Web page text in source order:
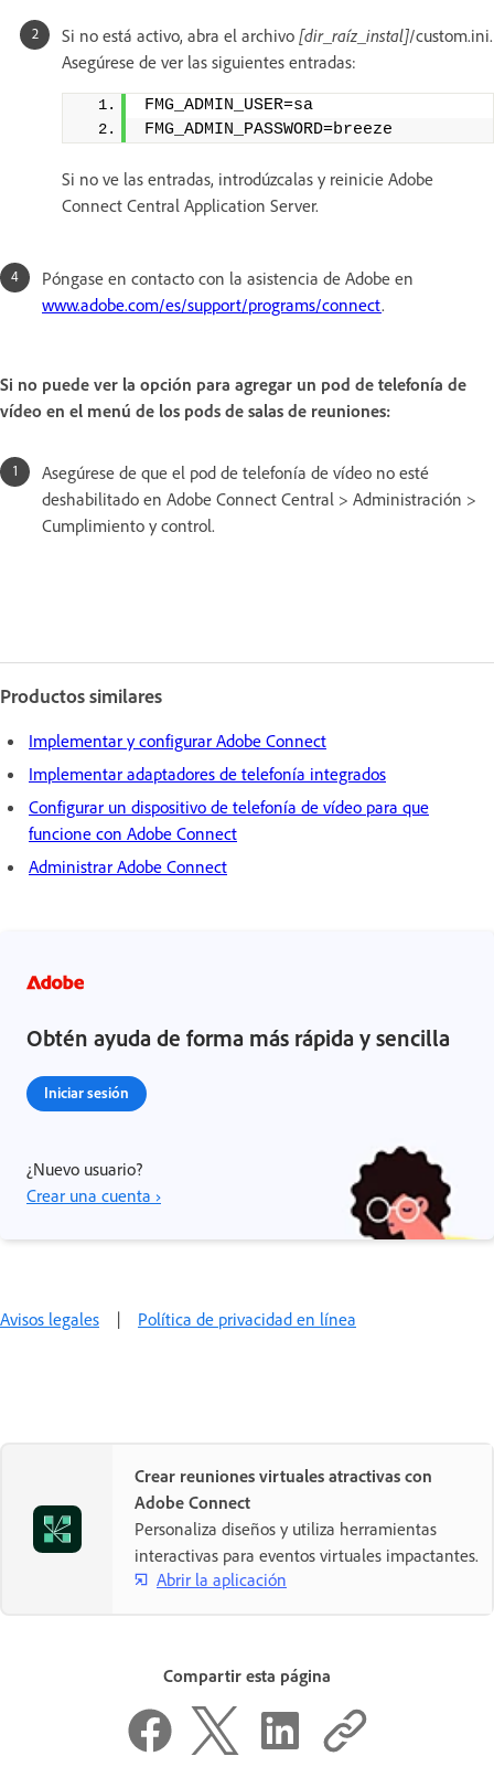
Si no está activo, abra el archivo [dir_raíz_instal]/custom.ini.
Asegúrese de ver las siguientes entradas:
FMG_ADMIN_USER=sa
FMG_ADMIN_PASSWORD=breeze
Si no ve las entradas, introdúzcalas y reinicie Adobe
Connect Central Application Server.
Póngase en contacto con la asistencia de Adobe en
www.adobe.com/es/support/programs/connect.
Si no puede ver la opción para agregar un pod de telefonía de
vídeo en el menú de los pods de salas de reuniones:
Asegúrese de que el pod de telefonía de vídeo no esté
deshabilitado en Adobe Connect Central > Administración >
Cumplimiento y control.
Productos similares
Implementar y configurar Adobe Connect
Implementar adaptadores de telefonía integrados
Configurar un dispositivo de telefonía de vídeo para que
funcione con Adobe Connect
Administrar Adobe Connect
Obtén ayuda de forma más rápida y sencilla
Iniciar sesión
¿Nuevo usuario?
Crear una cuenta ›
Avisos legales | Política de privacidad en línea
Crear reuniones virtuales atractivas con
Adobe Connect
Personaliza diseños y utiliza herramientas
interactivas para eventos virtuales impactantes.
Abrir la aplicación
Compartir esta página